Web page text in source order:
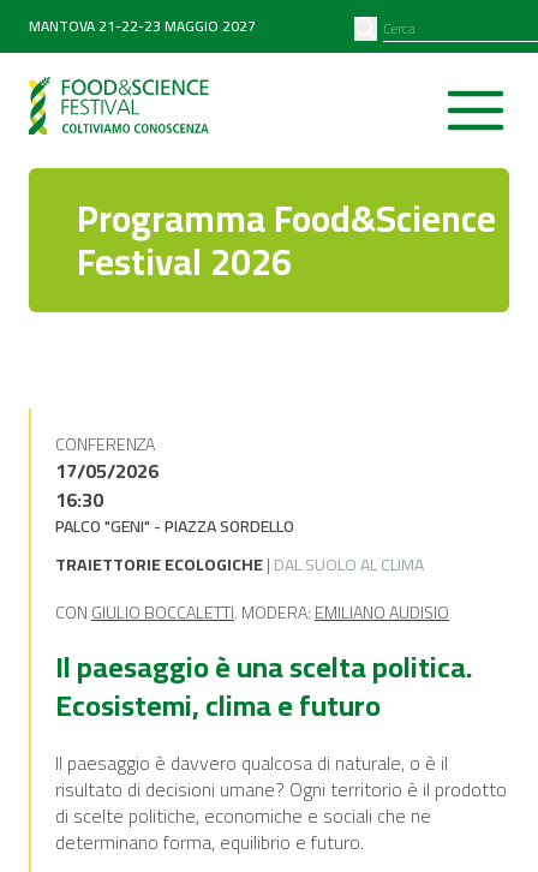
MANTOVA 21-22-23 MAGGIO 2027
Programma Food&Science
Festival 2026
CONFERENZA
17/05/2026
16:30
PALCO "GENI" - PIAZZA SORDELLO
TRAIETTORIE ECOLOGICHE|DAL SUOLO AL CLIMA
CONGIULIO BOCCALETTI. MODERA:EMILIANO AUDISIO
Il paesaggio è una scelta politica.
Ecosistemi, clima e futuro
Il paesaggio è davvero qualcosa di naturale, o è il
risultato di decisioni umane? Ogni territorio è il prodotto
di scelte politiche, economiche e sociali che ne
determinano forma, equilibrio e futuro.
PARTNER
Diventa partner
SEARCH